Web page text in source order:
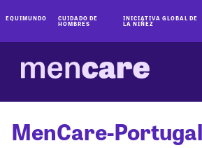
EQUIMUNDO CUIDADO DE
HOMBRES
INICIATIVA GLOBAL DE
LA NIÑEZ
MenCare-